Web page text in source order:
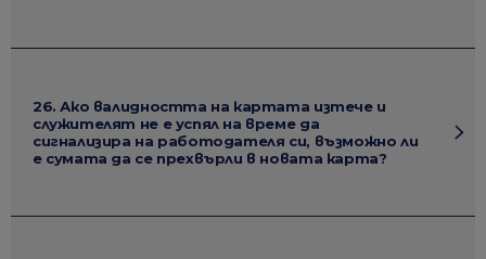
26. Ако валидността на картата изтече и
служителят не е успял на време да
сигнализира на работодателя си, възможно ли
е сумата да се прехвърли в новата карта?